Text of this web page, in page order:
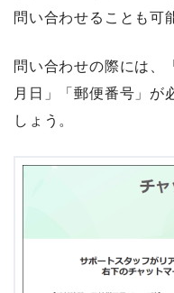
問い合わせることも可
問い合わせの際には、
月日」「郵便番号」が
しょう。